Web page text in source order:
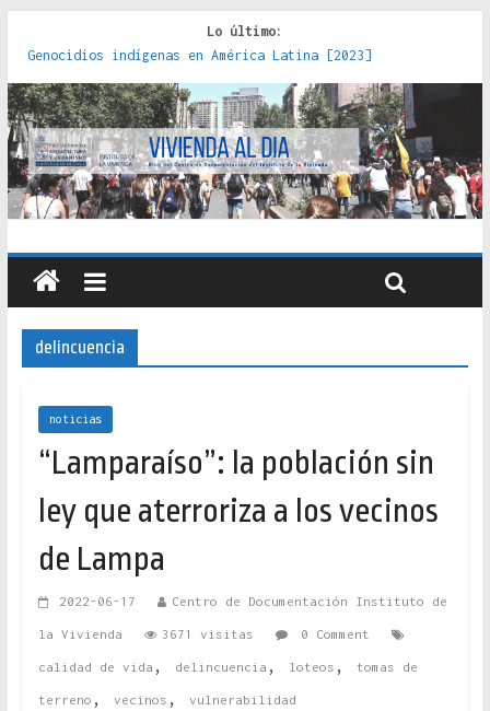
Lo último:
Genocidios indígenas en América Latina [2023]
Estudios sobre la espacialización de los Estados :
políticas, prácticas y representaciones [2022]
Donde el pedernal choca con el acero : hacia una teoría
crítica de las fronteras latinoamericanas [2020]
Criterios técnicos para una vivienda adecuada [2019]
Red de consultorios de la Caja del Seguro Obrero en
Santiago : un patrimonio emblemático [2014]
delincuencia
noticias
“Lamparaíso”: la población sin
ley que aterroriza a los vecinos
de Lampa
2022-06-17 Centro de Documentación Instituto de
la Vivienda 3671 visitas 0 Comment
calidad de vida , delincuencia , loteos , tomas de
terreno , vecinos , vulnerabilidad